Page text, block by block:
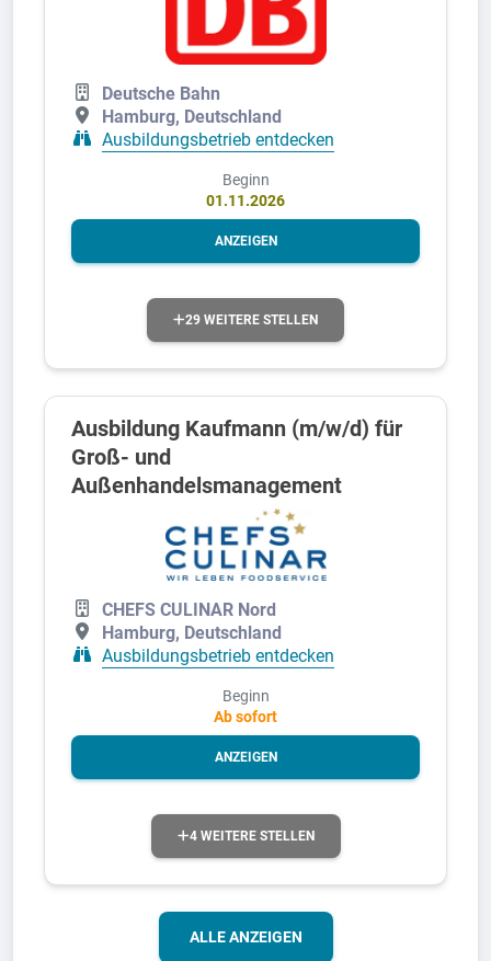
Deutsche Bahn
Hamburg, Deutschland
Ausbildungsbetrieb entdecken
Beginn
01.11.2026
ANZEIGEN
29 WEITERE STELLEN
Ausbildung Kaufmann (m/w/d) für
Groß- und
Außenhandelsmanagement
CHEFS CULINAR Nord
Hamburg, Deutschland
Ausbildungsbetrieb entdecken
Beginn
Ab sofort
ANZEIGEN
4 WEITERE STELLEN
ALLE ANZEIGEN